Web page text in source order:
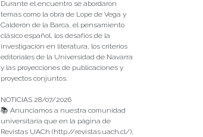
Durante el encuentro se abordaron
temas como la obra de Lope de Vega y
Calderón de la Barca, el pensamiento
clásico español, los desafíos de la
investigación en literatura, los criterios
editoriales de la Universidad de Navarra
y las proyecciones de publicaciones y
proyectos conjuntos.
NOTICIAS 28/07/2026
📚 Anunciamos a nuestra comunidad
universitaria que en la página de
Revistas UACh (http://revistas.uach.cl/),